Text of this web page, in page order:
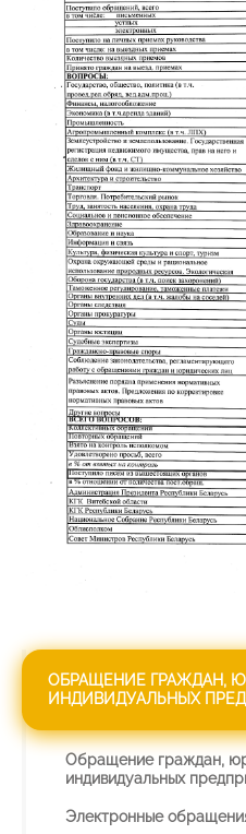
ОБРАЩЕНИЕ ГРАЖДАН,
ИНДИВИДУАЛЬНЫХ
Обращение граждан,
индивидуальных
Электронные